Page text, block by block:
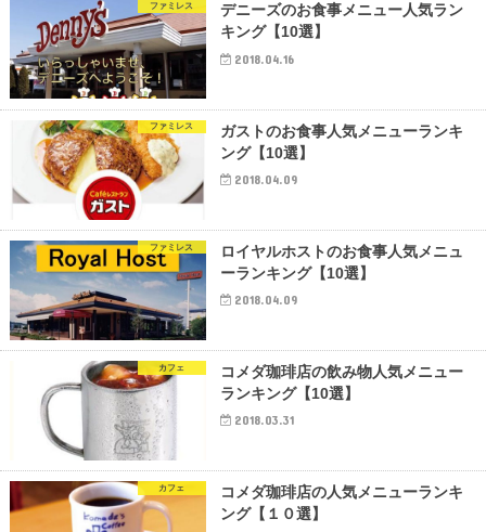
ファミレス
デニーズのお食事メニュー人気ラン
キング【10選】
2018.04.16
ファミレス
ガストのお食事人気メニューランキ
ング【10選】
2018.04.09
ファミレス
ロイヤルホストのお食事人気メニュ
ーランキング【10選】
2018.04.09
カフェ
コメダ珈琲店の飲み物人気メニュー
ランキング【10選】
2018.03.31
カフェ
コメダ珈琲店の人気メニューランキ
ング【１０選】